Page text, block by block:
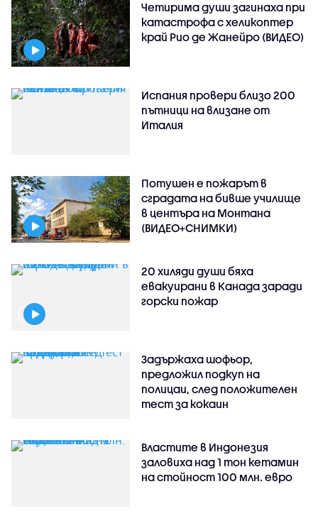
Четирима души загинаха при
катастрофа с хеликоптер
край Рио де Жанейро (ВИДЕО)
Испания провери близо 200
пътници на влизане от
Италия
Потушен е пожарът в
сградата на бивше училище
в центъра на Монтана
(ВИДЕО+СНИМКИ)
20 хиляди души бяха
евакуирани в Канада заради
горски пожар
Задържаха шофьор,
предложил подкуп на
полицаи, след положителен
тест за кокаин
Властите в Индонезия
заловиха над 1 тон кетамин
на стойност 100 млн. евро